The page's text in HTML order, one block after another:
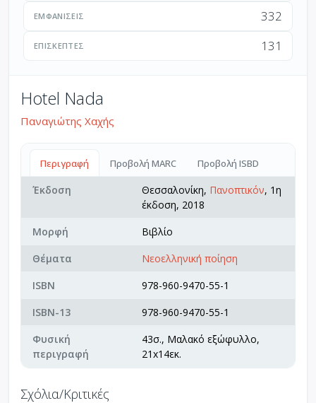
ΕΜΦΑΝΊΣΕΙΣ 332
ΕΠΙΣΚΈΠΤΕΣ 131
Hotel Nada
Παναγιώτης Χαχής
Περιγραφή Προβολή MARC Προβολή ISBD
Έκδοση Θεσσαλονίκη, Πανοπτικόν, 1η
έκδοση, 2018
Μορφή
Βιβλίο
Θέματα
Νεοελληνική ποίηση
ISBN
978-960-9470-55-1
ISBN-13
978-960-9470-55-1
Φυσική
περιγραφή
43σ., Μαλακό εξώφυλλο,
21x14εκ.
Σχόλια/Κριτικές